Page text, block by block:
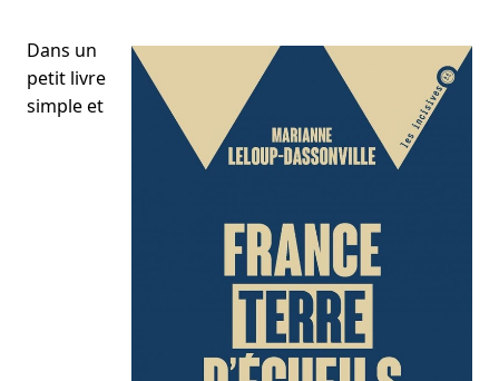
Dans un
petit livre
simple et